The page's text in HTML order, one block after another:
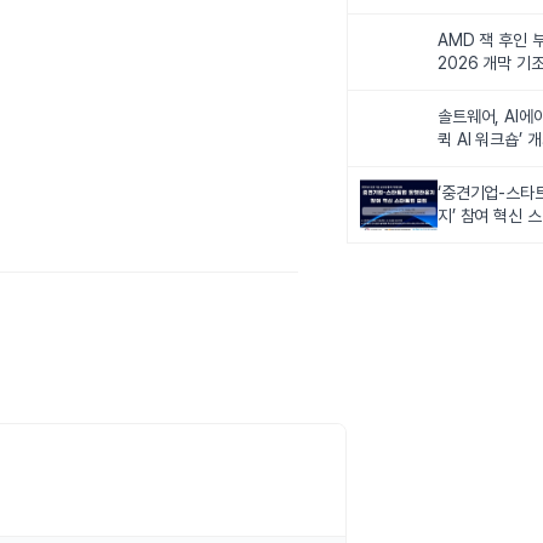
AMD 잭 후인
2026 개막 기
솔트웨어, AI에
퀵 AI 워크숍’
‘중견기업-스타
지’ 참여 혁신